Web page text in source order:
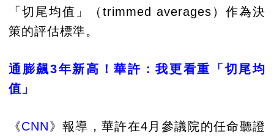
「切尾均值」（trimmed averages）作為決
策的評估標準。
通膨飆3年新高！華許：我更看重「切尾均
值」
《CNN》報導，華許在4月參議院的任命聽證